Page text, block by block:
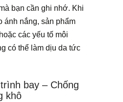
bạn cần ghi nhớ. Khi
ánh nắng, sản phẩm
các yếu tố môi
có thể làm dịu da tức
bay – Chống
khô